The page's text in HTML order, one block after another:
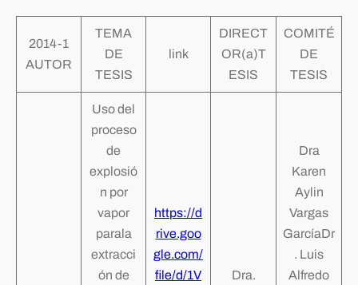
2014-1
AUTOR
TEMA
DE
TESIS
link
DIRECT
OR(a)T
ESIS
COMITÉ
DE
TESIS
Uso del
proceso
de
explosió
n por
vapor
parala
extracci
ón de
https://d
rive.goo
gle.com/
file/d/1V
Dra.
Dra
Karen
Aylin
Vargas
GarcíaDr
. Luis
Alfredo